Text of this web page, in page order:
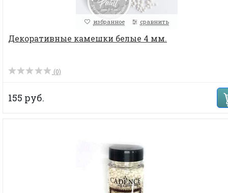
избранное сравнить
Декоративные камешки белые 4 мм.
(0)
155 руб.